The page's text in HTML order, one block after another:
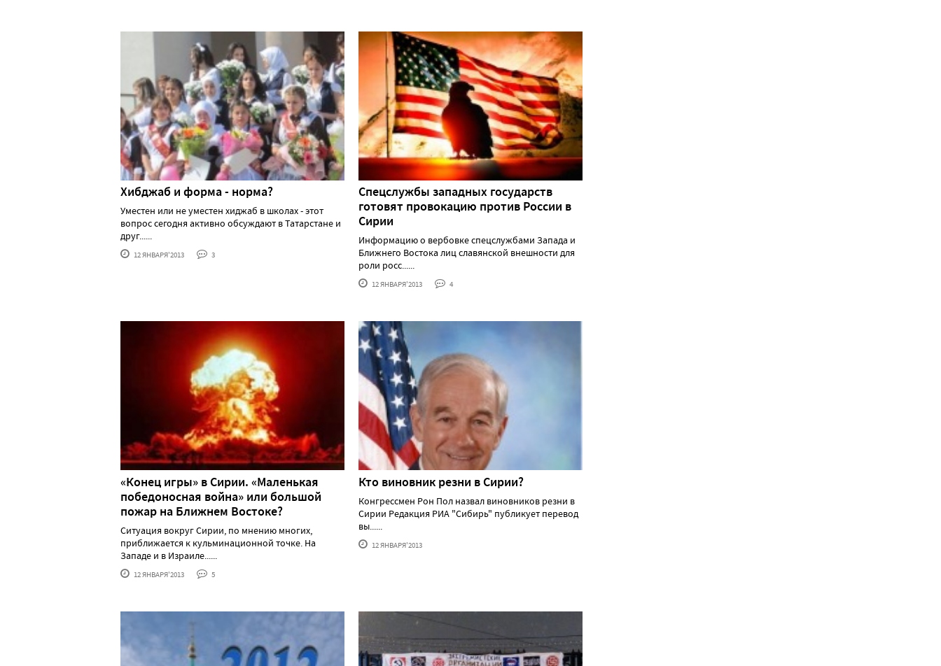
Хибджаб и форма - норма?
Уместен или не уместен хиджаб в школах - этот
вопрос сегодня активно обсуждают в Татарстане и
друг......
12 ЯНВАРЯ'2013 3
Спецслужбы западных государств
готовят провокацию против России в
Сирии
Информацию о вербовке спецслужбами Запада и
Ближнего Востока лиц славянской внешности для
роли росс......
12 ЯНВАРЯ'2013 4
«Конец игры» в Сирии. «Маленькая
победоносная война» или большой
пожар на Ближнем Востоке?
Ситуация вокруг Сирии, по мнению многих,
приближается к кульминационной точке. На
Западе и в Израиле......
12 ЯНВАРЯ'2013 5
Кто виновник резни в Сирии?
Конгрессмен Рон Пол назвал виновников резни в
Сирии Редакция РИА "Сибирь" публикует перевод
вы......
12 ЯНВАРЯ'2013